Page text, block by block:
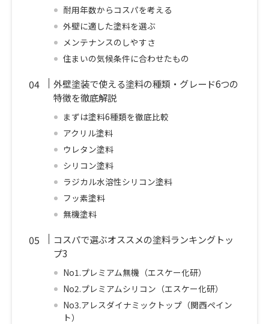
耐用年数からコスパを考える
外壁に適した塗料を選ぶ
メンテナンスのしやすさ
住まいの気候条件に合わせたもの
外壁塗装で使える塗料の種類・グレード6つの
特徴を徹底解説
まずは塗料6種類を徹底比較
アクリル塗料
ウレタン塗料
シリコン塗料
ラジカル水溶性シリコン塗料
フッ素塗料
無機塗料
コスパで選ぶオススメの塗料ランキングトッ
プ3
No1.プレミアム無機（エスケー化研）
No2.プレミアムシリコン（エスケー化研）
No3.アレスダイナミックトップ（関西ペイン
ト）